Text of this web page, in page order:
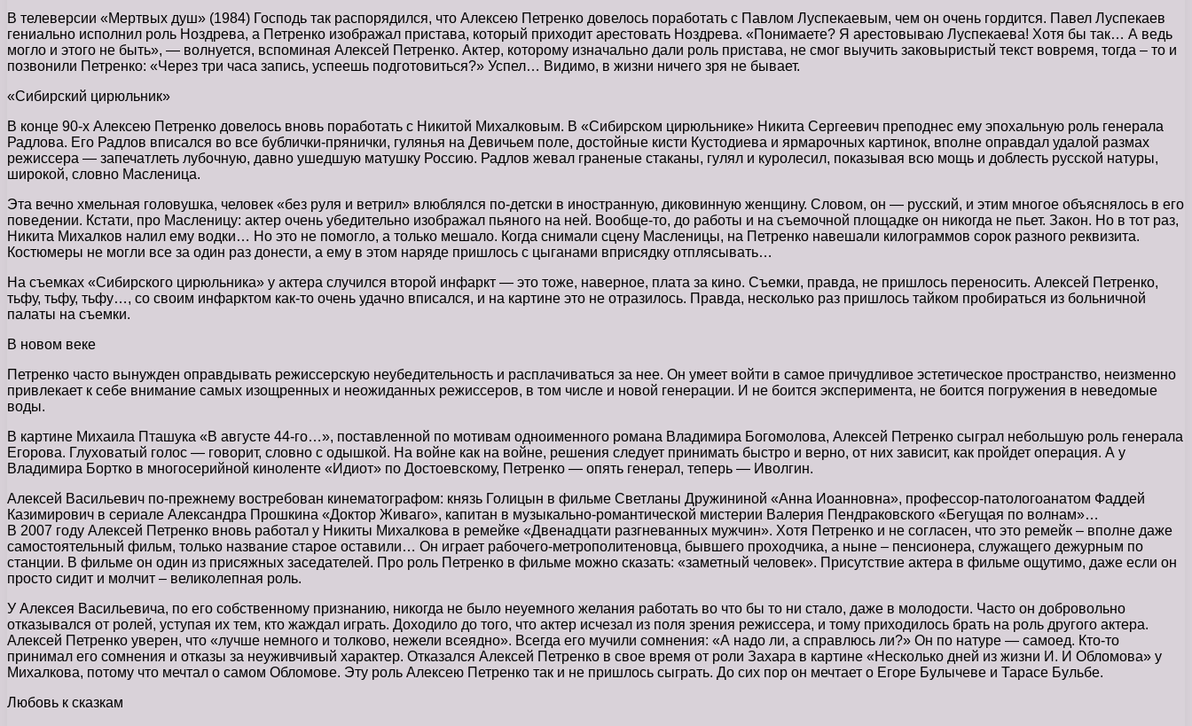
В телеверсии «Мертвых душ» (1984) Господь так распорядился, что Алексею Петренко довелось поработать с Павлом Луспекаевым, чем он очень гордится. Павел Луспекаев
гениально исполнил роль Ноздрева, а Петренко изображал пристава, который приходит арестовать Ноздрева. «Понимаете? Я арестовываю Луспекаева! Хотя бы так… А ведь
могло и этого не быть», — волнуется, вспоминая Алексей Петренко. Актер, которому изначально дали роль пристава, не смог выучить заковыристый текст вовремя, тогда – то и
позвонили Петренко: «Через три часа запись, успеешь подготовиться?» Успел… Видимо, в жизни ничего зря не бывает.
«Сибирский цирюльник»
В конце 90-х Алексею Петренко довелось вновь поработать с Никитой Михалковым. В «Сибирском цирюльнике» Никита Сергеевич преподнес ему эпохальную роль генерала
Радлова. Его Радлов вписался во все бублички-прянички, гулянья на Девичьем поле, достойные кисти Кустодиева и ярмарочных картинок, вполне оправдал удалой размах
режиссера — запечатлеть лубочную, давно ушедшую матушку Россию. Радлов жевал граненые стаканы, гулял и куролесил, показывая всю мощь и доблесть русской натуры,
широкой, словно Масленица.
Эта вечно хмельная головушка, человек «без руля и ветрил» влюблялся по-детски в иностранную, диковинную женщину. Словом, он — русский, и этим многое объяснялось в его
поведении. Кстати, про Масленицу: актер очень убедительно изображал пьяного на ней. Вообще-то, до работы и на съемочной площадке он никогда не пьет. Закон. Но в тот раз,
Никита Михалков налил ему водки… Но это не помогло, а только мешало. Когда снимали сцену Масленицы, на Петренко навешали килограммов сорок разного реквизита.
Костюмеры не могли все за один раз донести, а ему в этом наряде пришлось с цыганами вприсядку отплясывать…
На съемках «Сибирского цирюльника» у актера случился второй инфаркт — это тоже, наверное, плата за кино. Съемки, правда, не пришлось переносить. Алексей Петренко,
тьфу, тьфу, тьфу…, со своим инфарктом как-то очень удачно вписался, и на картине это не отразилось. Правда, несколько раз пришлось тайком пробираться из больничной
палаты на съемки.
В новом веке
Петренко часто вынужден оправдывать режиссерскую неубедительность и расплачиваться за нее. Он умеет войти в самое причудливое эстетическое пространство, неизменно
привлекает к себе внимание самых изощренных и неожиданных режиссеров, в том числе и новой генерации. И не боится эксперимента, не боится погружения в неведомые
воды.
В картине Михаила Пташука «В августе 44-го…», поставленной по мотивам одноименного романа Владимира Богомолова, Алексей Петренко сыграл небольшую роль генерала
Егорова. Глуховатый голос — говорит, словно с одышкой. На войне как на войне, решения следует принимать быстро и верно, от них зависит, как пройдет операция. А у
Владимира Бортко в многосерийной киноленте «Идиот» по Достоевскому, Петренко — опять генерал, теперь — Иволгин.
Алексей Васильевич по-прежнему востребован кинематографом: князь Голицын в фильме Светланы Дружининой «Анна Иоанновна», профессор-патологоанатом Фаддей
Казимирович в сериале Александра Прошкина «Доктор Живаго», капитан в музыкально-романтической мистерии Валерия Пендраковского «Бегущая по волнам»…
В 2007 году Алексей Петренко вновь работал у Никиты Михалкова в ремейке «Двенадцати разгневанных мужчин». Хотя Петренко и не согласен, что это ремейк – вполне даже
самостоятельный фильм, только название старое оставили… Он играет рабочего-метрополитеновца, бывшего проходчика, а ныне – пенсионера, служащего дежурным по
станции. В фильме он один из присяжных заседателей. Про роль Петренко в фильме можно сказать: «заметный человек». Присутствие актера в фильме ощутимо, даже если он
просто сидит и молчит – великолепная роль.
У Алексея Васильевича, по его собственному признанию, никогда не было неуемного желания работать во что бы то ни стало, даже в молодости. Часто он добровольно
отказывался от ролей, уступая их тем, кто жаждал играть. Доходило до того, что актер исчезал из поля зрения режиссера, и тому приходилось брать на роль другого актера.
Алексей Петренко уверен, что «лучше немного и толково, нежели всеядно». Всегда его мучили сомнения: «А надо ли, а справлюсь ли?» Он по натуре — самоед. Кто-то
принимал его сомнения и отказы за неуживчивый характер. Отказался Алексей Петренко в свое время от роли Захара в картине «Несколько дней из жизни И. И Обломова» у
Михалкова, потому что мечтал о самом Обломове. Эту роль Алексею Петренко так и не пришлось сыграть. До сих пор он мечтает о Егоре Булычеве и Тарасе Бульбе.
Любовь к сказкам